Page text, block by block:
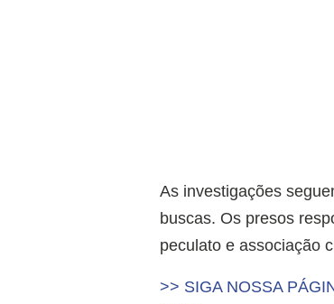
As investigações
buscas. Os presos
peculato e associação
>> SIGA NOSSA